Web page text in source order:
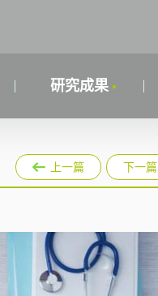
研究成果
上一篇 下一篇